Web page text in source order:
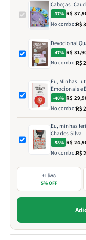
Cabeças,
-37% R$
No combo:R$
Devocional
-47% R$
No combo:R$
Eu, Minhas
Emocionais e
-40% R$
No combo:R$
Eu, minhas
Charles Silva
-58% R$
No combo:R$
+1 livro
5% OFF